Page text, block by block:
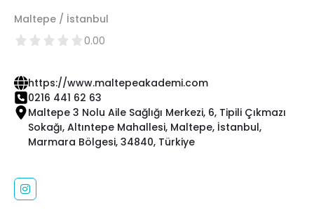
Maltepe / İstanbul
0.00
https://www.maltepeakademi.com
0216 441 62 63
Maltepe 3 Nolu Aile Sağlığı Merkezi, 6, Tipili Çıkmazı
Sokağı, Altıntepe Mahallesi, Maltepe, İstanbul,
Marmara Bölgesi, 34840, Türkiye